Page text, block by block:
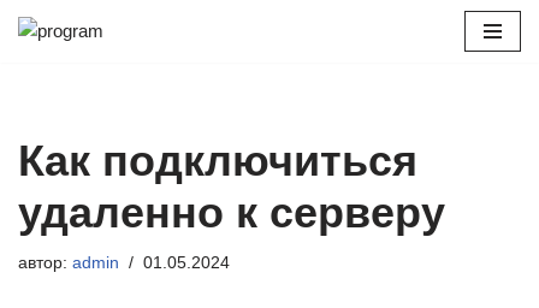
Как подключиться
удаленно к серверу
автор: admin 01.05.2024